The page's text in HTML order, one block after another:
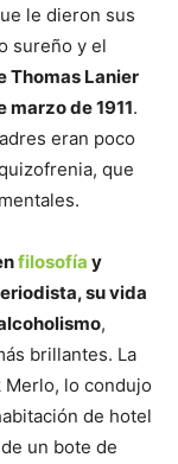
le dieron sus
sureño y el
Thomas Lanier
marzo de 1911.
eran poco
que
filosofía y
su vida
,
brillantes. La
lo condujo
de hotel
un bote de